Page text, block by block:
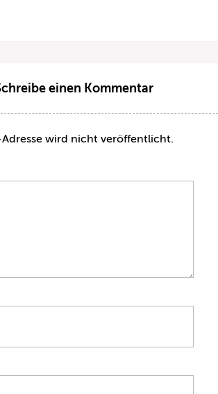
einen Kommentar
Adresse wird nicht veröffentlicht.